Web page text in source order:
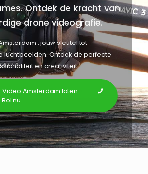
Ontdek de kracht van
drone videografie.
: jouw sleutel tot
luchtbeelden. Ontdek de perfecte
en creativiteit.
Video Amsterdam laten
nu